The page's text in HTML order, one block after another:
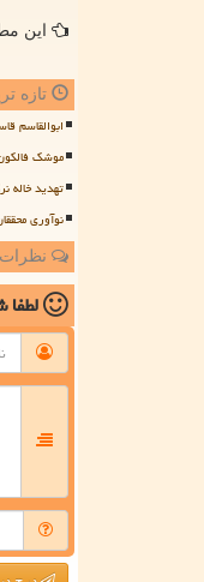
این
تازه
ابوالقاسم
موشک فالکون ۹ دقایقی پیش با ماه
تهدید خاله
نوآوری
نظرات